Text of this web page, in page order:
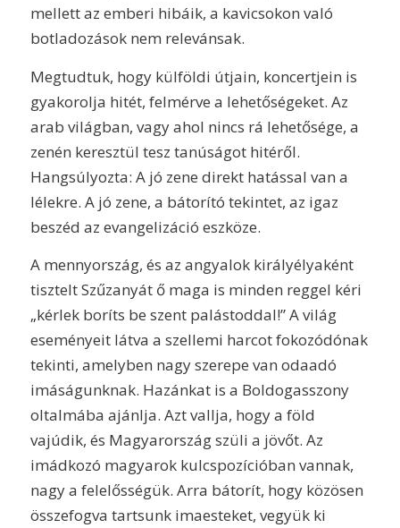
mellett az emberi hibáik, a kavicsokon való
botladozások nem relevánsak.
Megtudtuk, hogy külföldi útjain, koncertjein is
gyakorolja hitét, felmérve a lehetőségeket. Az
arab világban, vagy ahol nincs rá lehetősége, a
zenén keresztül tesz tanúságot hitéről.
Hangsúlyozta: A jó zene direkt hatással van a
lélekre. A jó zene, a bátorító tekintet, az igaz
beszéd az evangelizáció eszköze.
A mennyország, és az angyalok királyélyaként
tisztelt Szűzanyát ő maga is minden reggel kéri
„kérlek boríts be szent palástoddal!” A világ
eseményeit látva a szellemi harcot fokozódónak
tekinti, amelyben nagy szerepe van odaadó
imáságunknak. Hazánkat is a Boldogasszony
oltalmába ajánlja. Azt vallja, hogy a föld
vajúdik, és Magyarország szüli a jövőt. Az
imádkozó magyarok kulcspozícióban vannak,
nagy a felelősségük. Arra bátorít, hogy közösen
összefogva tartsunk imaesteket, vegyük ki